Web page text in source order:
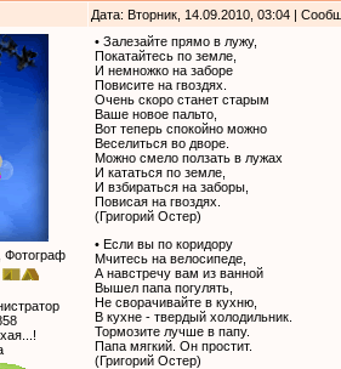
Дата: Вторник, 14.09.2010, 03:04 |
Фотограф
• Залезайте прямо в лужу,
Покатайтесь по земле,
И немножко на заборе
Повисите на гвоздях.
Очень скоро станет старым
Ваше новое пальто,
Вот теперь спокойно можно
Веселиться во дворе.
Можно смело ползать в лужах
И кататься по земле,
И взбираться на заборы,
Повисая на гвоздях.
(Григорий Остер)
• Если вы по коридору
Мчитесь на велосипеде,
А навстречу вам из ванной
Вышел папа погулять,
Не сворачивайте в кухню,
В кухне - твердый холодильник.
Тормозите лучше в папу.
Папа мягкий. Он простит.
(Григорий Остер)